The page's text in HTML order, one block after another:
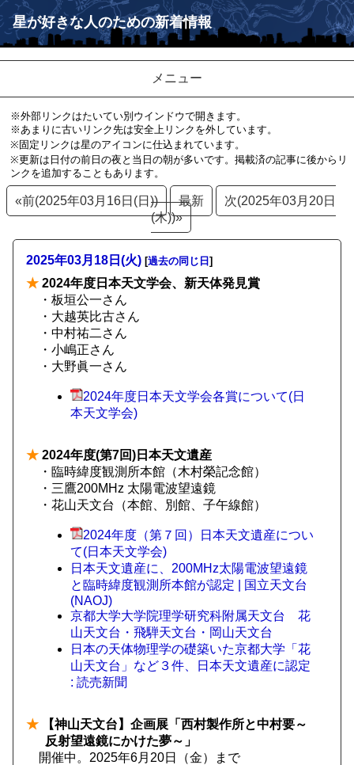
星が好きな人のための新着情報
メニュー
※外部リンクはたいてい別ウインドウで開きます。
※あまりに古いリンク先は安全上リンクを外しています。
※固定リンクは星のアイコンに仕込まれています。
※更新は日付の前日の夜と当日の朝が多いです。掲載済の記事に後からリ
ンクを追加することもあります。
«前(2025年03月16日(日)) 最新
次(2025年03月20日
(木))»
2025年03月18日(火) [過去の同じ日 ]
★ 2024年度日本天文学会、新天体発見賞
・板垣公一さん
・大越英比古さん
・中村祐二さん
・小嶋正さん
・大野眞一さん
2024年度日本天文学会各賞について(日
本天文学会)
★ 2024年度(第7回)日本天文遺産
・臨時緯度観測所本館（木村榮記念館）
・三鷹200MHz 太陽電波望遠鏡
・花山天文台（本館、別館、子午線館）
2024年度（第７回）日本天文遺産につい
て(日本天文学会)
日本天文遺産に、200MHz太陽電波望遠鏡
と臨時緯度観測所本館が認定 | 国立天文台
(NAOJ)
京都大学大学院理学研究科附属天文台 花
山天文台・飛騨天文台・岡山天文台
日本の天体物理学の礎築いた京都大学「花
山天文台」など３件、日本天文遺産に認定
: 読売新聞
★ 【神山天文台】企画展「西村製作所と中村要～
反射望遠鏡にかけた夢～」
開催中。2025年6月20日（金）まで